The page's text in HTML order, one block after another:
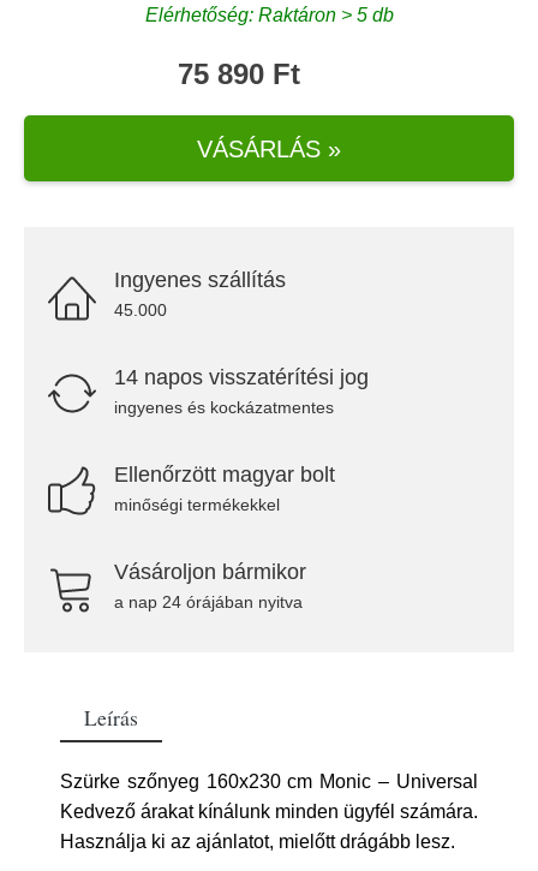
Elérhetőség: Raktáron > 5 db
75 890 Ft
VÁSÁRLÁS »
Ingyenes szállítás
45.000
14 napos visszatérítési jog
ingyenes és kockázatmentes
Ellenőrzött magyar bolt
minőségi termékekkel
Vásároljon bármikor
a nap 24 órájában nyitva
Leírás
Szürke szőnyeg 160x230 cm Monic – Universal
Kedvező árakat kínálunk minden ügyfél számára.
Használja ki az ajánlatot, mielőtt drágább lesz.